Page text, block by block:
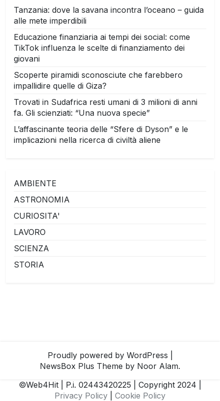
Tanzania: dove la savana incontra l’oceano – guida
alle mete imperdibili
Educazione finanziaria ai tempi dei social: come
TikTok influenza le scelte di finanziamento dei
giovani
Scoperte piramidi sconosciute che farebbero
impallidire quelle di Giza?
Trovati in Sudafrica resti umani di 3 milioni di anni
fa. Gli scienziati: “Una nuova specie”
L’affascinante teoria delle “Sfere di Dyson” e le
implicazioni nella ricerca di civiltà aliene
AMBIENTE
ASTRONOMIA
CURIOSITA'
LAVORO
SCIENZA
STORIA
Proudly powered by WordPress
NewsBox Plus Theme by Noor Alam.
©Web4Hit | P.i. 02443420225 | Copyright 2024 |
Privacy Policy
Cookie Policy